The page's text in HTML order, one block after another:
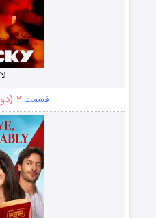
قسمت ۲ (دوبله)